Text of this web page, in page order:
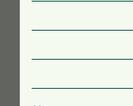
קורסים בכל תחומי
וכן קורסים
לבחירתכם שפע
ועוד. מכיוון שאנו
לכל היבטי החיים